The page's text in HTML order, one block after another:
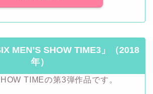
MEN’S SHOW TIME3」（2018
年）
TIMEの第3弾作品です。